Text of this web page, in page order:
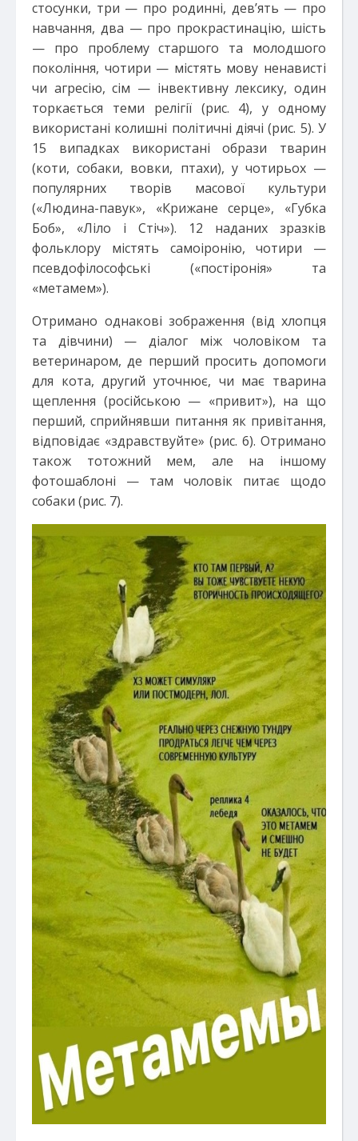
стосунки, три — про родинні, дев’ять — про
навчання, два — про прокрастинацію, шість
— про проблему старшого та молодшого
покоління, чотири — містять мову ненависті
чи агресію, сім — інвективну лексику, один
торкається теми релігії (рис. 4), у одному
використані колишні політичні діячі (рис. 5). У
15 випадках використані образи тварин
(коти, собаки, вовки, птахи), у чотирьох —
популярних творів масової культури
(«Людина-павук», «Крижане серце», «Губка
Боб», «Ліло і Стіч»). 12 наданих зразків
фольклору містять самоіронію, чотири —
псевдофілософські («постіронія» та
«метамем»).
Отримано однакові зображення (від хлопця
та дівчини) — діалог між чоловіком та
ветеринаром, де перший просить допомоги
для кота, другий уточнює, чи має тварина
щеплення (російською — «привит»), на що
перший, сприйнявши питання як привітання,
відповідає «здравствуйте» (рис. 6). Отримано
також тотожний мем, але на іншому
фотошаблоні — там чоловік питає щодо
собаки (рис. 7).